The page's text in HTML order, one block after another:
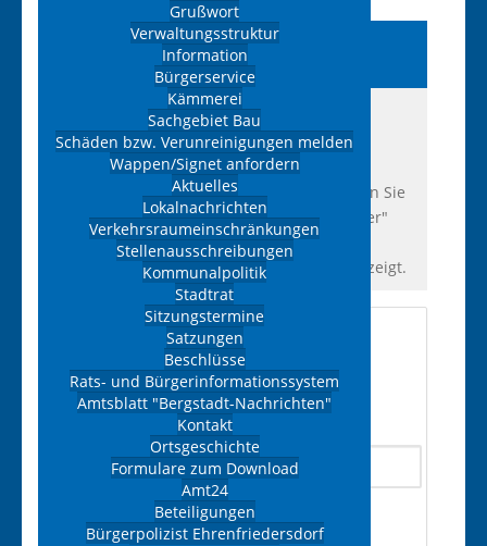
Grußwort
Verwaltungsstruktur
Information
Bürgerservice
Kämmerei
Sachgebiet Bau
Schäden bzw. Verunreinigungen melden
Wappen/Signet anfordern
Aktuelles
Lokalnachrichten
Verkehrsraumeinschränkungen
Stellenausschreibungen
Kommunalpolitik
Stadtrat
Sitzungstermine
Satzungen
Beschlüsse
Rats- und Bürgerinformationssystem
Amtsblatt "Bergstadt-Nachrichten"
Kontakt
Ortsgeschichte
Formulare zum Download
Amt24
Beteiligungen
Bürgerpolizist Ehrenfriedersdorf
Branchenverzeichnis
Ehrenfriedersdorf
Hier finden Sie eine Übersicht der
eingetragenen Gewerbe der Stadt
Ehrenfriedersdorf. Die Liste kann unter
Umständen nicht vollständig sein. Wählen Sie
die entsprechende Kateogrie neben "Filter"
aus. Ihnen werden dann nur noch
Unternehmen aus dieser Kategorie angezeigt.